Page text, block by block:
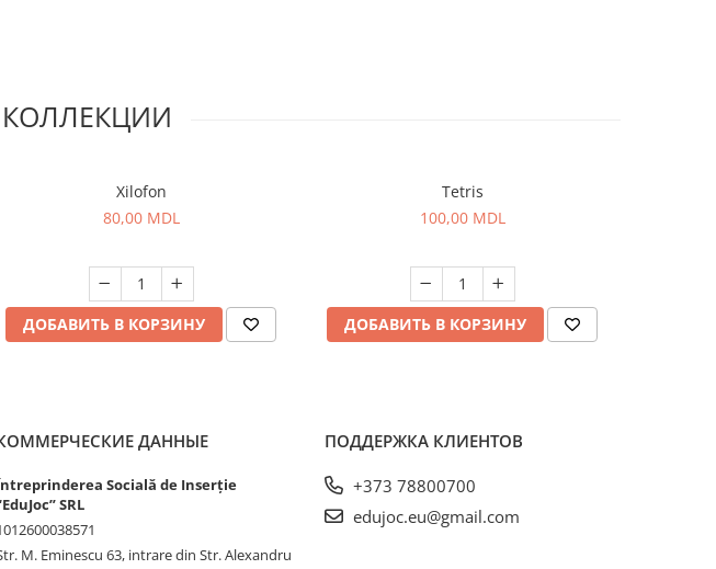
Xilofon
80,00 MDL
ДОБАВИТЬ В КОРЗИНУ
Tetris
100,00 MDL
ДОБАВИТЬ В КОРЗИНУ
ДАННЫЕ
Socială de Inserție
SRL
M. Eminescu 63, intrare din Str. Alexandru
ПОДДЕРЖКА КЛИЕНТОВ
+373 78800700
edujoc.eu@gmail.com